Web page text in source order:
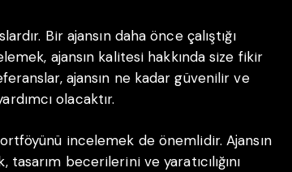
Bir ajansın daha önce çalıştığı
ajansın kalitesi hakkında size fikir
ajansın ne kadar güvenilir ve
olacaktır.
incelemek de önemlidir. Ajansın
becerilerini ve yaratıcılığını